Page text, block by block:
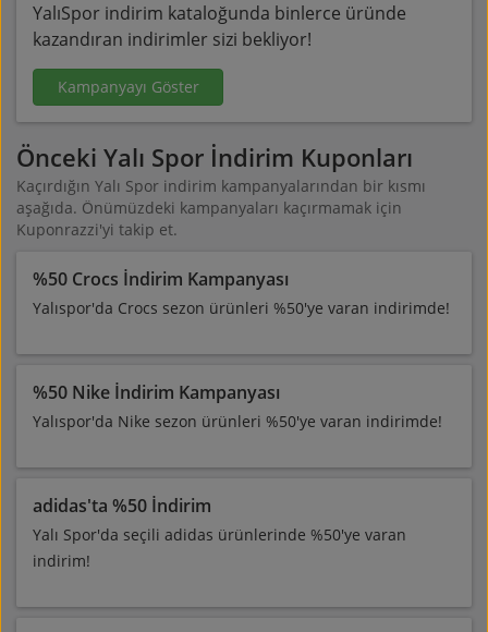
YalıSpor indirim kataloğunda binlerce üründe
kazandıran indirimler sizi bekliyor!
Kampanyayı Göster
Önceki Yalı Spor İndirim Kuponları
Kaçırdığın Yalı Spor indirim kampanyalarından bir kısmı
aşağıda. Önümüzdeki kampanyaları kaçırmamak için
Kuponrazzi'yi takip et.
%50 Crocs İndirim Kampanyası
Yalıspor'da Crocs sezon ürünleri %50'ye varan indirimde!
%50 Nike İndirim Kampanyası
Yalıspor'da Nike sezon ürünleri %50'ye varan indirimde!
adidas'ta %50 İndirim
Yalı Spor'da seçili adidas ürünlerinde %50'ye varan
indirim!